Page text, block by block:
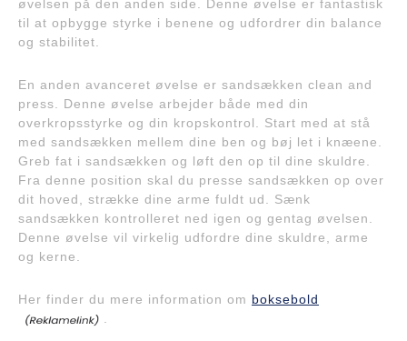
øvelsen på den anden side. Denne øvelse er fantastisk
til at opbygge styrke i benene og udfordrer din balance
og stabilitet.
En anden avanceret øvelse er sandsækken clean and
press. Denne øvelse arbejder både med din
overkropsstyrke og din kropskontrol. Start med at stå
med sandsækken mellem dine ben og bøj let i knæene.
Greb fat i sandsækken og løft den op til dine skuldre.
Fra denne position skal du presse sandsækken op over
dit hoved, strække dine arme fuldt ud. Sænk
sandsækken kontrolleret ned igen og gentag øvelsen.
Denne øvelse vil virkelig udfordre dine skuldre, arme
og kerne.
Her finder du mere information om boksebold
.